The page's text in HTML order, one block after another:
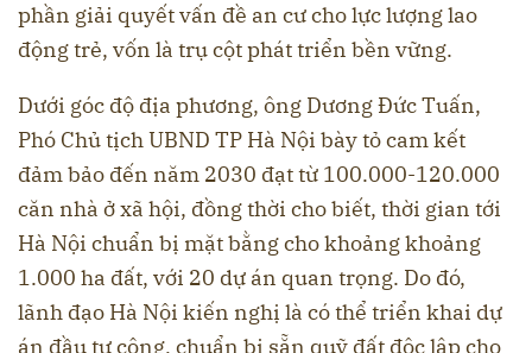
phần giải quyết vấn đề an cư cho lực lượng lao
động trẻ, vốn là trụ cột phát triển bền vững.
Dưới góc độ địa phương, ông Dương Đức Tuấn,
Phó Chủ tịch UBND TP Hà Nội bày tỏ cam kết
đảm bảo đến năm 2030 đạt từ 100.000-120.000
căn nhà ở xã hội, đồng thời cho biết, thời gian tới
Hà Nội chuẩn bị mặt bằng cho khoảng khoảng
1.000 ha đất, với 20 dự án quan trọng. Do đó,
lãnh đạo Hà Nội kiến nghị là có thể triển khai dự
án đầu tư công, chuẩn bị sẵn quỹ đất độc lập cho